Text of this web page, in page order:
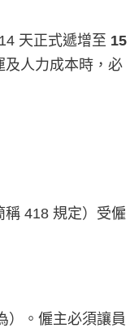
天正式遞增至 15
及人力成本時，必
418 規定）受僱
）。僱主必須讓員